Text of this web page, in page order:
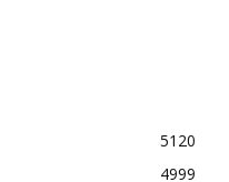
5120
4999